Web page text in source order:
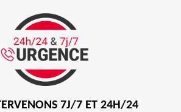
7J/7 ET 24H/24